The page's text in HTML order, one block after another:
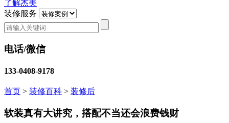
了解杰美
装修服务
电话/微信
133-0408-9178
首页 > 装修百科 > 装修后
软装真有大讲究，搭配不当还会浪费钱财